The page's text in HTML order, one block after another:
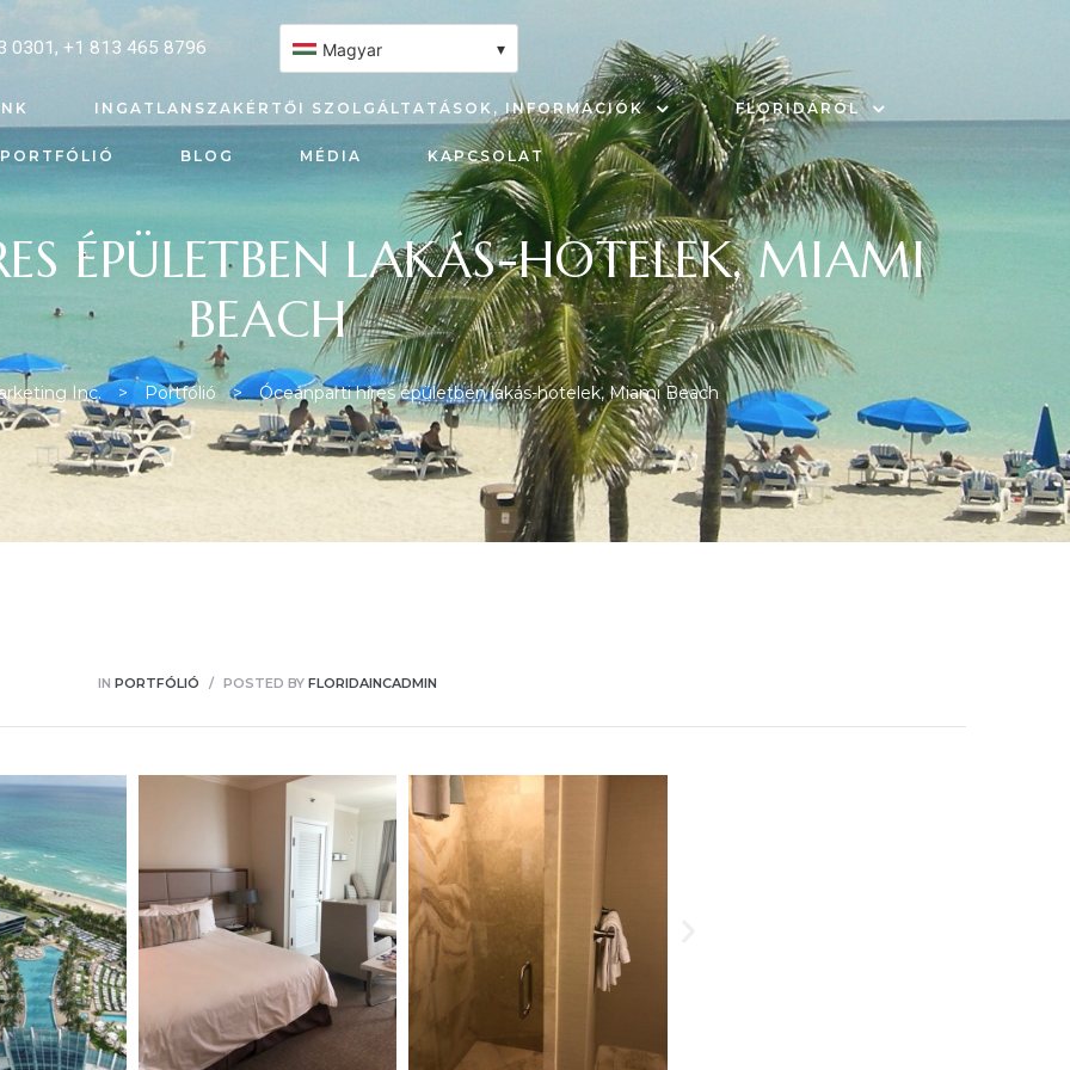
0301 , +1 813 465 8796 Magyar ▾
INGATLANSZAKÉRTŐI SZOLGÁLTATÁSOK, INFORMÁCIÓK FLORIDÁRÓL
PORTFÓLIÓ BLOG MÉDIA KAPCSOLAT
ÉPÜLETBEN LAKÁS-HOTELEK, MIAMI
BEACH
Inc. > Portfólió > Óceánparti híres épületben lakás-hotelek, Miami Beach
IN PORTFÓLIÓ POSTED BY FLORIDAINCADMIN